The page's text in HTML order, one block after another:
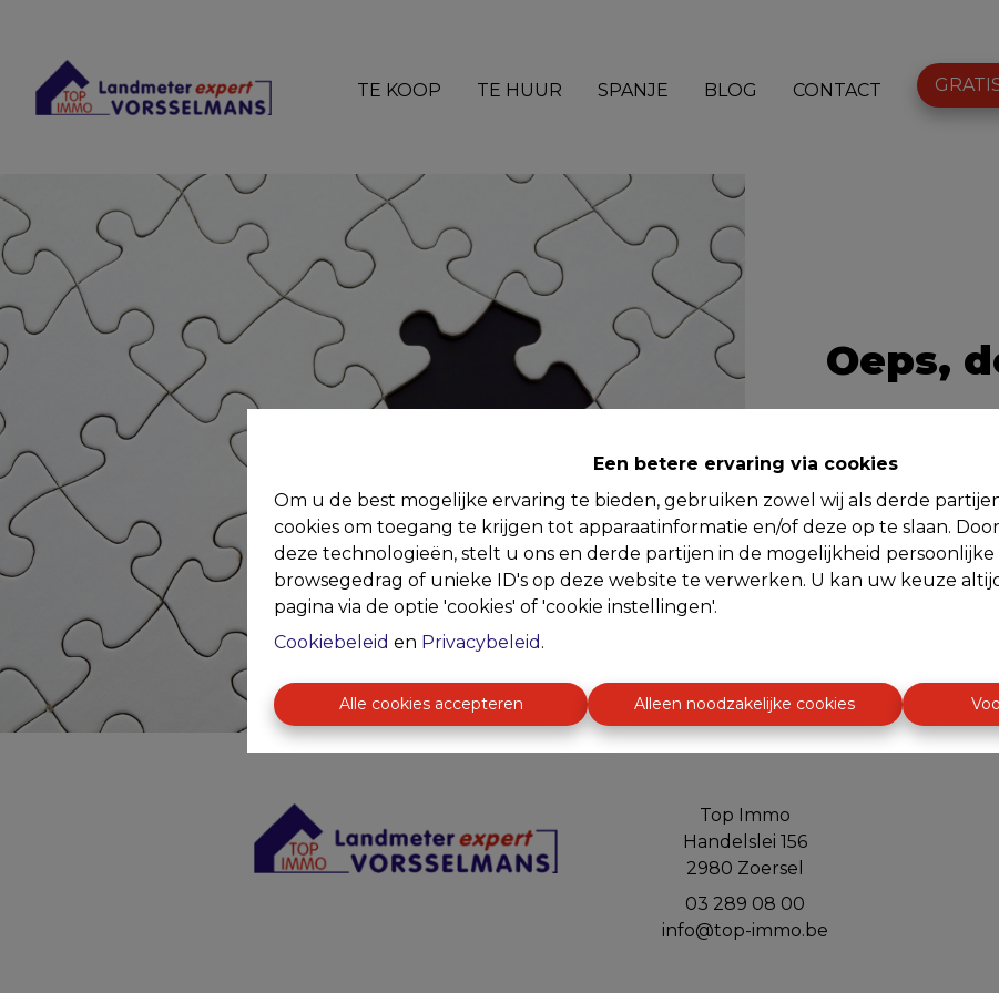
Een betere ervaring via cookies
Om u de best mogelijke ervaring te bieden, gebruiken zowel wij als derde
cookies om toegang te krijgen tot apparaatinformatie en/of deze op te slaan.
deze technologieën, stelt u ons en derde partijen in de mogelijkheid persoonlijke
browsegedrag of unieke ID's op deze website te verwerken. U kan uw keuze
pagina via de optie 'cookies' of 'cookie instellingen'.
Cookiebeleid en Privacybeleid .
Alle cookies accepteren Alleen noodzakelijke cookies
TE KOOP TE HUUR SPANJE BLOG CONTACT
Oeps,
Te
Top Immo
Handelslei 156
2980 Zoersel
03 289 08 00
info@top-immo.be